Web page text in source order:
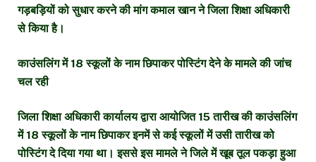
गड़बड़ियों को सुधार करने की मांग कमाल खान ने जिला शिक्षा अधिकारी
से किया है।
काउंसलिंग में 18 स्कूलों के नाम छिपाकर पोस्टिंग देने के मामले की जांच
चल रही
जिला शिक्षा अधिकारी कार्यालय द्वारा आयोजित 15 तारीख की काउंसलिंग
में 18 स्कूलों के नाम छिपाकर इनमें से कई स्कूलों में उसी तारीख को
पोस्टिंग दे दिया गया था। इससे इस मामले ने जिले में खूब तूल पकड़ा हुआ